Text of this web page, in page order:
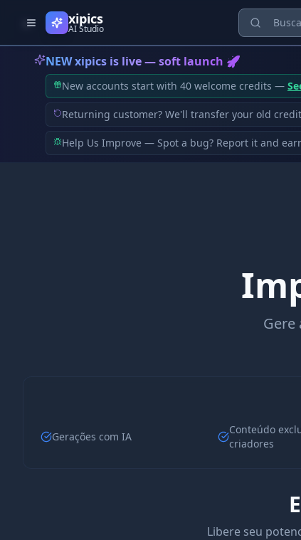
Skip to content
xipics
AI Studio
NEW xipics is live — soft launch 🚀
New accounts start with 40 welcome credits —
Returning customer? We'll transfer your old
Help Us Improve — Spot a bug? Report it and
Gere
Gerações com IA
Conteúdo
criadores
Libere seu